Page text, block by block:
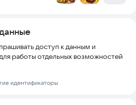
доступ к данным и
работы отдельных возможностей
идентификаторы